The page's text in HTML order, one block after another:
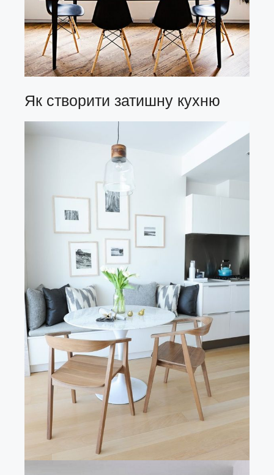
Як створити затишну кухню